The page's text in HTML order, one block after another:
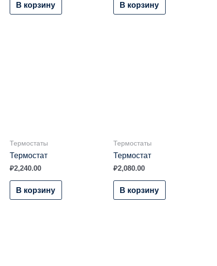
В корзину В корзину
Термостаты
Термостат
₽2,240.00
В корзину
Термостаты
Термостат
₽2,080.00
В корзину